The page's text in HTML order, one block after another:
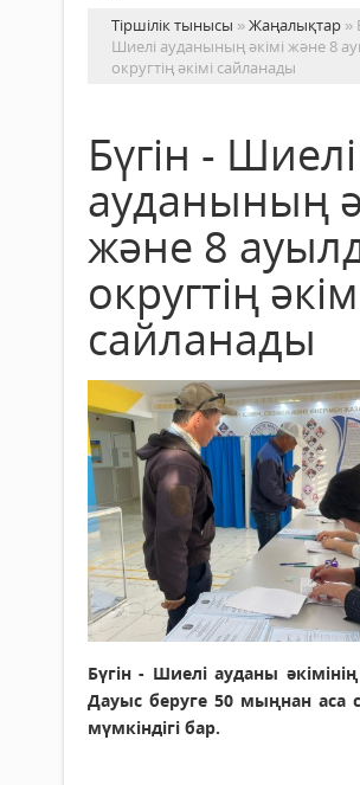
Тіршілік тынысы »Жаңалықтар »
Шиелі ауданының әкімі және 8
округтің әкімі сайланады
Бүгін - Шиелі
ауданының
және 8
округтің
сайланады
Бүгін - Шиелі ауданы
Дауыс беруге 50 мыңнан аса
мүмкіндігі бар.